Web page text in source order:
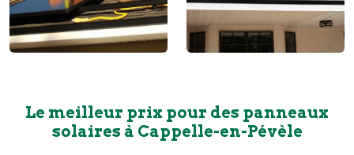
Le meilleur prix pour des panneaux
solaires à Cappelle-en-Pévèle